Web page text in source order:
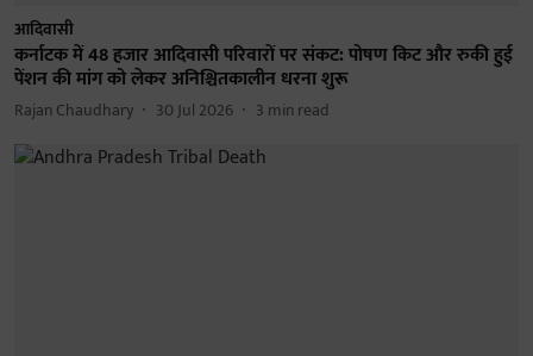
आदिवासी
कर्नाटक में 48 हजार आदिवासी परिवारों पर संकट: पोषण किट और रुकी हुई
पेंशन की मांग को लेकर अनिश्चितकालीन धरना शुरू
Rajan Chaudhary 30 Jul 2026 3 min read